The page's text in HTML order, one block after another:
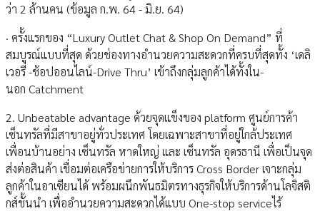
ว่า 2 ล้านคน (ข้อมูล ก.พ. 64 - มิ.ย. 64)
· ครั้งแรกของ “Luxury Outlet Chat & Shop On Demand” ที่
สมบูรณ์แบบที่สุด ด้วยช่องทางอำนวยความสะดวกที่ครบที่สุดทั้ง ‘เดลิ
เวอรี่ -ช้อปออนไลน์-Drive Thru’ เข้าถึงกลุ่มลูกค้าได้ทั้งใน-
นอก Catchment
2. Unbeatable advantage ด้วยจุดแข็งของ platform ศูนย์การค้า
เซ็นทรัลที่มีสาขาอยู่ทั่วประเทศ โดยเฉพาะสาขาที่อยู่ใกล้ประเทศ
เพื่อนบ้านอย่าง เซ็นทรัล หาดใหญ่ และ เซ็นทรัล อุดรธานี เพื่อเป็นจุด
ส่งต่อสินค้า เชื่อมต่อเครือข่ายการให้บริการ Cross Border เจาะกลุ่ม
ลูกค้าในอาเซียนได้ พร้อมผนึกพันธมิตรทางธุรกิจให้บริการด้านโลจิสติ
กส์ชั้นนำ เพื่ออำนวยความสะดวกได้แบบ One-stop serviceไร้